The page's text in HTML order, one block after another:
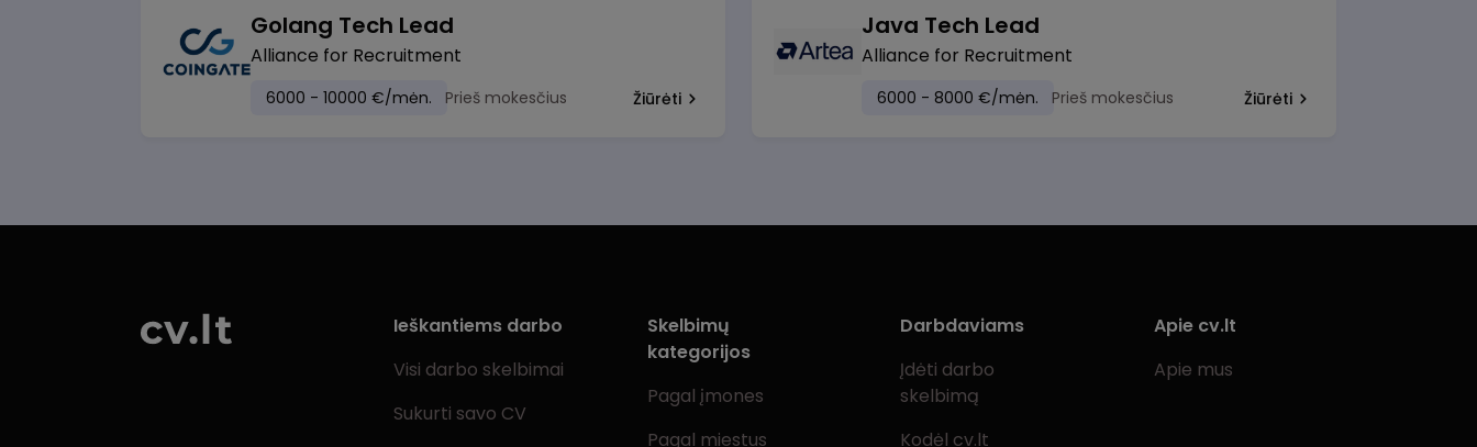
Golang Tech Lead
Alliance for Recruitment
6000 - 10000 €/mėn. Prieš mokesčius Žiūrėti
Java Tech Lead
Alliance for Recruitment
6000 - 8000 €/mėn. Prieš mokesčius Žiūrėti
Ieškantiems darbo
Visi darbo skelbimai
Sukurti savo CV
Skelbimų
kategorijos
Pagal įmones
Pagal miestus
Darbdaviams
Įdėti darbo
skelbimą
Kodėl cv.lt
Apie cv.lt
Apie mus